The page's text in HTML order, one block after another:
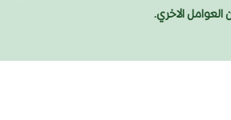
العوامل الاخري.